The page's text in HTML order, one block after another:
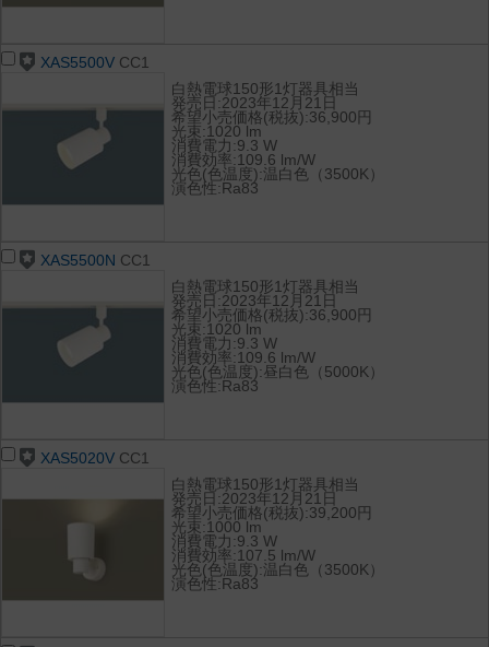
XAS5500V CC1
白熱電球150形1灯器具相当
発売日:2023年12月21日
希望小売価格(税抜):36,900円
光束:1020 lm
消費電力:9.3 W
消費効率:109.6 lm/W
光色(色温度):温白色（3500K）
演色性:Ra83
XAS5500N CC1
白熱電球150形1灯器具相当
発売日:2023年12月21日
希望小売価格(税抜):36,900円
光束:1020 lm
消費電力:9.3 W
消費効率:109.6 lm/W
光色(色温度):昼白色（5000K）
演色性:Ra83
XAS5020V CC1
白熱電球150形1灯器具相当
発売日:2023年12月21日
希望小売価格(税抜):39,200円
光束:1000 lm
消費電力:9.3 W
消費効率:107.5 lm/W
光色(色温度):温白色（3500K）
演色性:Ra83